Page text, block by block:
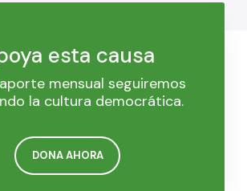
esta causa
mensual seguiremos
la cultura democrática.
DONA AHORA